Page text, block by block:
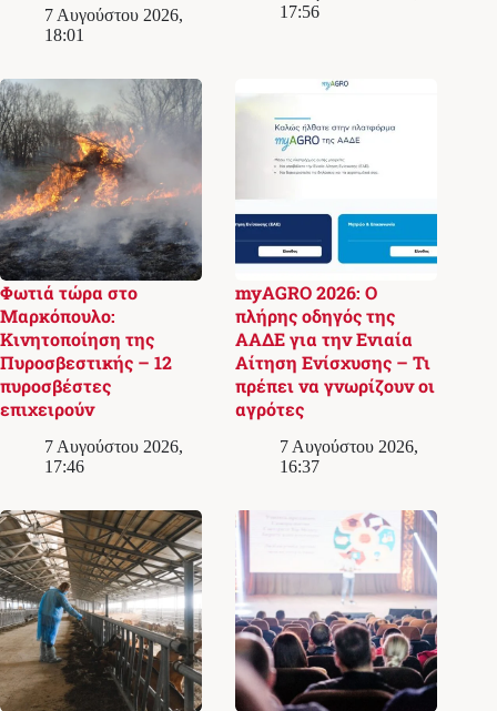
7 Αυγούστου 2026,
18:01
17:56
Φωτιά τώρα στο
Μαρκόπουλο:
Κινητοποίηση της
Πυροσβεστικής – 12
πυροσβέστες
επιχειρούν
7 Αυγούστου 2026,
17:46
myAGRO 2026: Ο
πλήρης οδηγός της
ΑΑΔΕ για την Ενιαία
Αίτηση Ενίσχυσης – Τι
πρέπει να γνωρίζουν οι
αγρότες
7 Αυγούστου 2026,
16:37